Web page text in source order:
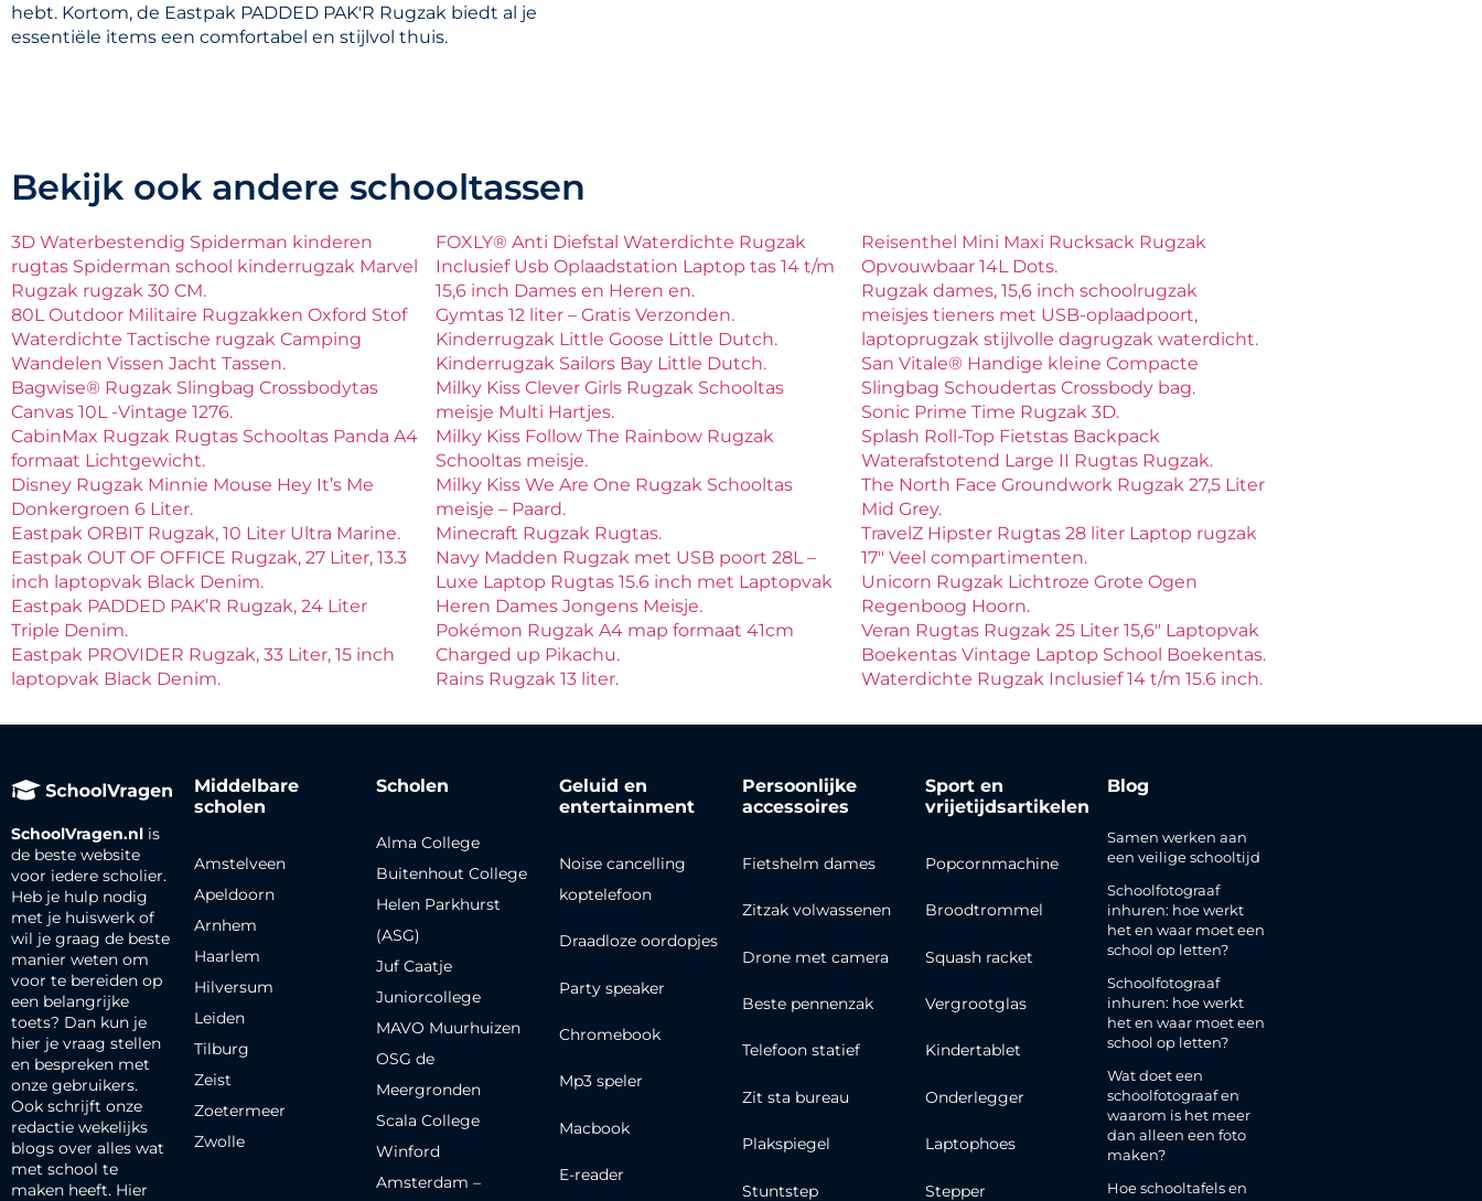
hebt. Kortom, de Eastpak PADDED PAK'R Rugzak biedt al je
essentiële items een comfortabel en stijlvol thuis.
Bekijk ook andere schooltassen
3D Waterbestendig Spiderman kinderen
rugtas Spiderman school kinderrugzak Marvel
Rugzak rugzak 30 CM.
80L Outdoor Militaire Rugzakken Oxford Stof
Waterdichte Tactische rugzak Camping
Wandelen Vissen Jacht Tassen.
Bagwise® Rugzak Slingbag Crossbodytas
Canvas 10L -Vintage 1276.
CabinMax Rugzak Rugtas Schooltas Panda A4
formaat Lichtgewicht.
Disney Rugzak Minnie Mouse Hey It’s Me
Donkergroen 6 Liter.
Eastpak ORBIT Rugzak, 10 Liter Ultra Marine.
Eastpak OUT OF OFFICE Rugzak, 27 Liter, 13.3
inch laptopvak Black Denim.
Eastpak PADDED PAK’R Rugzak, 24 Liter
Triple Denim.
Eastpak PROVIDER Rugzak, 33 Liter, 15 inch
laptopvak Black Denim.
FOXLY® Anti Diefstal Waterdichte Rugzak
Inclusief Usb Oplaadstation Laptop tas 14 t/m
15,6 inch Dames en Heren en.
Gymtas 12 liter – Gratis Verzonden.
Kinderrugzak Little Goose Little Dutch.
Kinderrugzak Sailors Bay Little Dutch.
Milky Kiss Clever Girls Rugzak Schooltas
meisje Multi Hartjes.
Milky Kiss Follow The Rainbow Rugzak
Schooltas meisje.
Milky Kiss We Are One Rugzak Schooltas
meisje – Paard.
Minecraft Rugzak Rugtas.
Navy Madden Rugzak met USB poort 28L –
Luxe Laptop Rugtas 15.6 inch met Laptopvak
Heren Dames Jongens Meisje.
Pokémon Rugzak A4 map formaat 41cm
Charged up Pikachu.
Rains Rugzak 13 liter.
Reisenthel Mini Maxi Rucksack Rugzak
Opvouwbaar 14L Dots.
Rugzak dames, 15,6 inch schoolrugzak
meisjes tieners met USB-oplaadpoort,
laptoprugzak stijlvolle dagrugzak waterdicht.
San Vitale® Handige kleine Compacte
Slingbag Schoudertas Crossbody bag.
Sonic Prime Time Rugzak 3D.
Splash Roll-Top Fietstas Backpack
Waterafstotend Large II Rugtas Rugzak.
The North Face Groundwork Rugzak 27,5 Liter
Mid Grey.
TravelZ Hipster Rugtas 28 liter Laptop rugzak
17″ Veel compartimenten.
Unicorn Rugzak Lichtroze Grote Ogen
Regenboog Hoorn.
Veran Rugtas Rugzak 25 Liter 15,6″ Laptopvak
Boekentas Vintage Laptop School Boekentas.
Waterdichte Rugzak Inclusief 14 t/m 15.6 inch.
SchoolVragen.nl is
de beste website
voor iedere scholier.
Heb je hulp nodig
met je huiswerk of
wil je graag de beste
manier weten om
voor te bereiden op
een belangrijke
toets? Dan kun je
hier je vraag stellen
en bespreken met
onze gebruikers.
Ook schrijft onze
redactie wekelijks
blogs over alles wat
met school te
maken heeft. Hier
Middelbare
scholen
Amstelveen
Apeldoorn
Arnhem
Haarlem
Hilversum
Leiden
Tilburg
Zeist
Zoetermeer
Zwolle
Scholen
Alma College
Buitenhout College
Helen Parkhurst
(ASG)
Juf Caatje
Juniorcollege
MAVO Muurhuizen
OSG de
Meergronden
Scala College
Winford
Amsterdam –
Geluid en
entertainment
Noise cancelling
koptelefoon
Draadloze oordopjes
Party speaker
Chromebook
Mp3 speler
Macbook
E-reader
Persoonlijke
accessoires
Fietshelm dames
Zitzak volwassenen
Drone met camera
Beste pennenzak
Telefoon statief
Zit sta bureau
Plakspiegel
Stuntstep
Sport en
vrijetijdsartikelen
Popcornmachine
Broodtrommel
Squash racket
Vergrootglas
Kindertablet
Onderlegger
Laptophoes
Stepper
Blog
Samen werken aan
een veilige schooltijd
Schoolfotograaf
inhuren: hoe werkt
het en waar moet een
school op letten?
Schoolfotograaf
inhuren: hoe werkt
het en waar moet een
school op letten?
Wat doet een
schoolfotograaf en
waarom is het meer
dan alleen een foto
maken?
Hoe schooltafels en